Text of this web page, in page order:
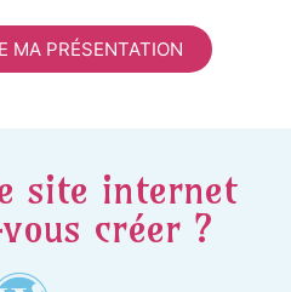
MA PRÉSENTATION
site internet
créer ?